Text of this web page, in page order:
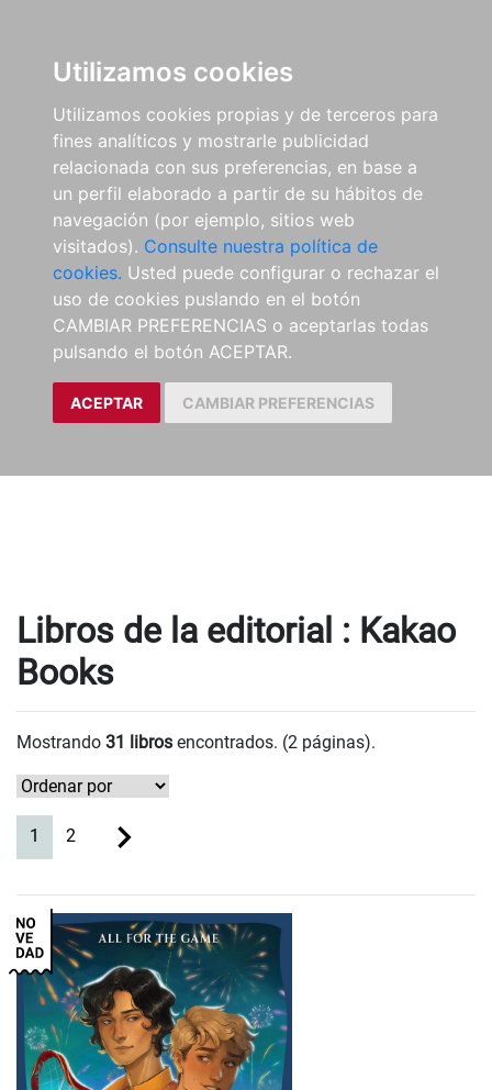
Utilizamos cookies
Utilizamos cookies propias y de terceros para
fines analíticos y mostrarle publicidad
relacionada con sus preferencias, en base a
un perfil elaborado a partir de su hábitos de
navegación (por ejemplo, sitios web
visitados). Consulte nuestra política de
cookies. Usted puede configurar o rechazar el
uso de cookies puslando en el botón
CAMBIAR PREFERENCIAS o aceptarlas todas
pulsando el botón ACEPTAR.
ACEPTAR CAMBIAR PREFERENCIAS
Libros de la editorial : Kakao
Books
Mostrando 31 libros encontrados. (2 páginas).
1 (current)
2